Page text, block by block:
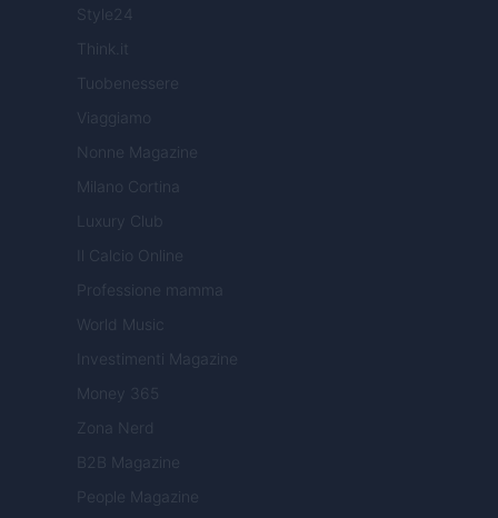
Style24
Think.it
Tuobenessere
Viaggiamo
Nonne Magazine
Milano Cortina
Luxury Club
Il Calcio Online
Professione mamma
World Music
Investimenti Magazine
Money 365
Zona Nerd
B2B Magazine
People Magazine